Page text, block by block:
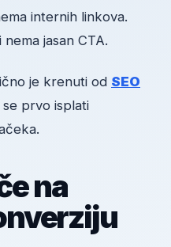
internih linkova.
jasan CTA.
je krenuti od SEO
prvo isplati
na